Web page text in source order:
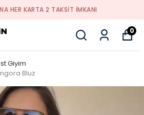
HER KARTA 2 TAKSİT İMKANI
0
Giyim
Bluz